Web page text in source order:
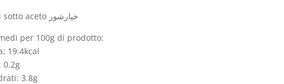
Cetrioli sotto aceto خیارشور
per 100g di prodotto:
19.4kcal
0.2g
3.8g